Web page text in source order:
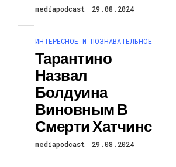
mediapodcast 29.08.2024
ИНТЕРЕСНОЕ И ПОЗНАВАТЕЛЬНОЕ
Тарантино
Назвал
Болдуина
Виновным В
Смерти Хатчинс
mediapodcast 29.08.2024